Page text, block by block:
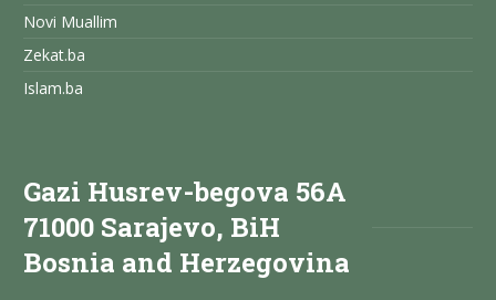
Novi Muallim
Zekat.ba
Islam.ba
Gazi Husrev-begova 56A
71000 Sarajevo, BiH
Bosnia and Herzegovina